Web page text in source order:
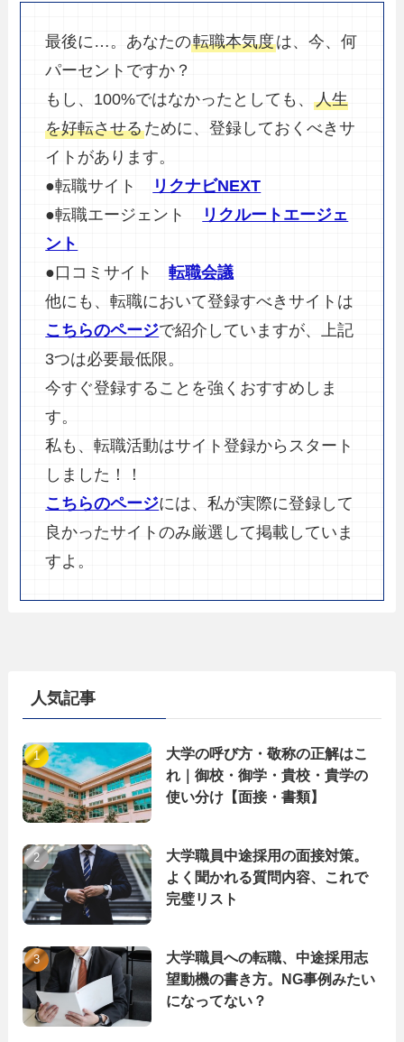
最後に…。あなたの転職本気度は、今、何
パーセントですか？
もし、100%ではなかったとしても、人生
を好転させるために、登録しておくべきサ
イトがあります。
●転職サイト
リクナビNEXT
●転職エージェント
リクルートエージェ
ント
●口コミサイト転職会議
他にも、転職において登録すべきサイトは
こちらのページで紹介していますが、上記
3つは必要最低限。
今すぐ登録することを強くおすすめしま
す。
私も、転職活動はサイト登録からスタート
しました！！
こちらのページには、私が実際に登録して
良かったサイトのみ厳選して掲載していま
すよ。
人気記事
大学の呼び方・敬称の正解はこ
れ｜御校・御学・貴校・貴学の
使い分け【面接・書類】
大学職員中途採用の面接対策。
よく聞かれる質問内容、これで
完璧リスト
大学職員への転職、中途採用志
望動機の書き方。NG事例みたい
になってない？